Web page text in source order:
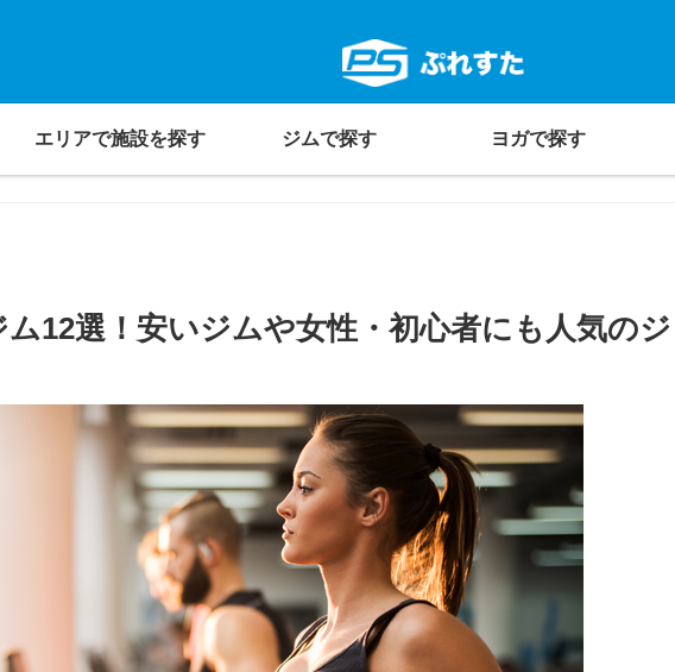
エリアで施設を探す ジムで探す ヨガで探す
12選！安いジムや女性・初心者にも人気のジ